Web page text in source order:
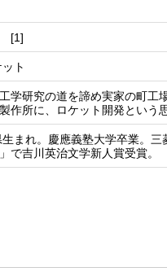
ト [1]
ト
学研究の道を諦め実家の町工
作所に、ロケット開発という
まれ。慶應義塾大学卒業。
で吉川英治文学新人賞受賞。